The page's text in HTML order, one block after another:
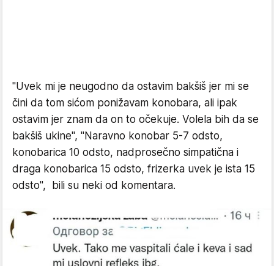
"Uvek mi je neugodno da ostavim bakšiš jer mi se
čini da tom sićom ponižavam konobara, ali ipak
ostavim jer znam da on to očekuje. Volela bih da se
bakšiš ukine", "Naravno konobar 5-7 odsto,
konobarica 10 odsto, nadprosečno simpatična i
draga konobarica 15 odsto, frizerka uvek je ista 15
odsto", bili su neki od komentara.